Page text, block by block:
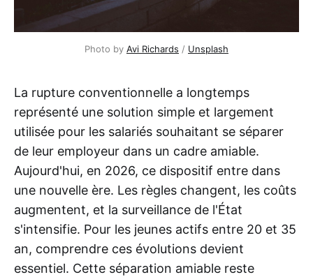
Photo by Avi Richards / Unsplash
La rupture conventionnelle a longtemps
représenté une solution simple et largement
utilisée pour les salariés souhaitant se séparer
de leur employeur dans un cadre amiable.
Aujourd'hui, en 2026, ce dispositif entre dans
une nouvelle ère. Les règles changent, les coûts
augmentent, et la surveillance de l'État
s'intensifie. Pour les jeunes actifs entre 20 et 35
an, comprendre ces évolutions devient
essentiel. Cette séparation amiable reste